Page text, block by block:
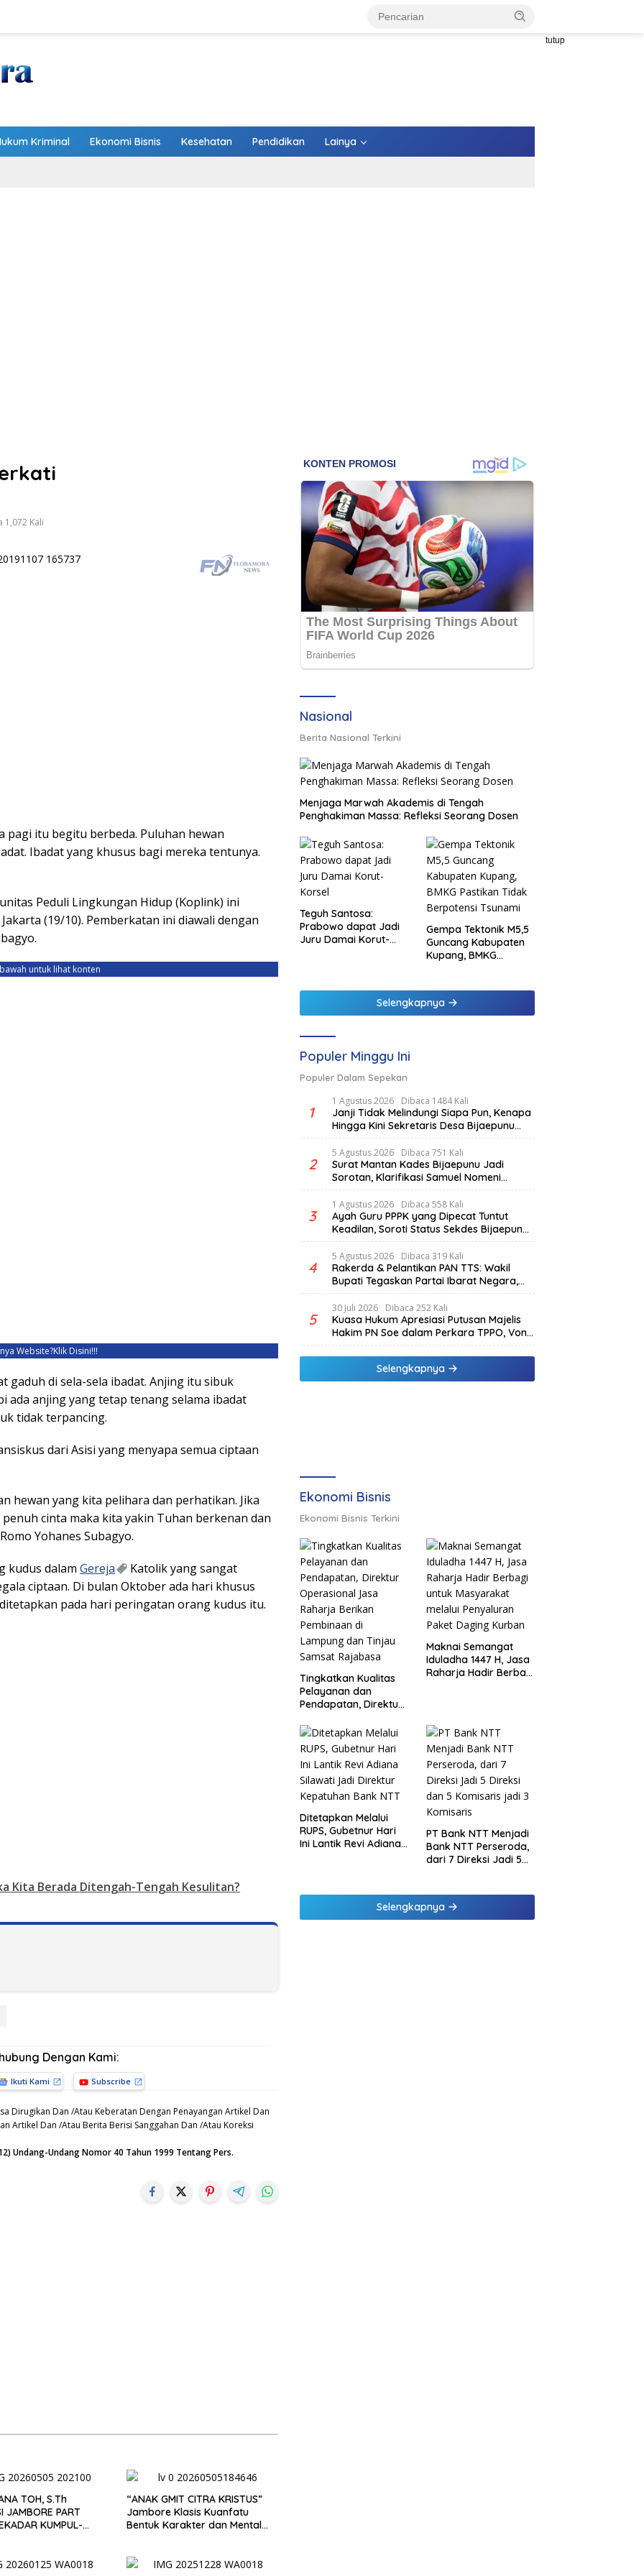
tutup
Kriminal Ekonomi Bisnis Kesehatan Pendidikan Lainya
1,072 Kali
pagi itu begitu berbeda. Puluhan hewan
Ibadat yang khusus bagi mereka tentunya.
Peduli Lingkungan Hidup (Koplink) ini
(19/10). Pemberkatan ini diawali dengan
untuk lihat konten
Website?Klik Disini!!!
gaduh di sela-sela ibadat. Anjing itu sibuk
ada anjing yang tetap tenang selama ibadat
tidak terpancing.
dari Asisi yang menyapa semua ciptaan
hewan yang kita pelihara dan perhatikan. Jika
cinta maka kita yakin Tuhan berkenan dan
Yohanes Subagyo.
kudus dalam Gereja
Katolik yang sangat
ciptaan. Di bulan Oktober ada hari khusus
pada hari peringatan orang kudus itu.
Kita Berada Ditengah-Tengah Kesulitan?
Dengan Kami:
Ikuti Kami Subscribe
Dirugikan Dan /Atau Keberatan Dengan Penayangan Artikel Dan
Artikel Dan /Atau Berita Berisi Sanggahan Dan /Atau Koreksi
Undang-Undang Nomor 40 Tahun 1999 Tentang Pers.
TOH, S.Th
JAMBORE PART
KUMPUL-
“ANAK GMIT CITRA KRISTUS”
Jambore Klasis Kuanfatu
Bentuk Karakter dan Mental
Nasional
Berita Nasional Terkini
Menjaga Marwah Akademis di Tengah
Penghakiman Massa: Refleksi Seorang Dosen
Teguh Santosa:
Prabowo dapat Jadi
Juru Damai Korut-
Gempa Tektonik M5,5
Guncang Kabupaten
Kupang, BMKG
Selengkapnya
Populer Minggu Ini
Populer Dalam Sepekan
1
1 Agustus 2026 Dibaca 1484 Kali
Janji Tidak Melindungi Siapa Pun, Kenapa
Hingga Kini Sekretaris Desa Bijaepunu
Masih Aktif. Berikut penjelasan Ketua
Komisi I DPRD TTS.
2
5 Agustus 2026 Dibaca 751 Kali
Surat Mantan Kades Bijaepunu Jadi
Sorotan, Klarifikasi Samuel Nomeni
Berbeda dengan Isi Dokumen yang
Beredar
3
1 Agustus 2026 Dibaca 558 Kali
Ayah Guru PPPK yang Dipecat Tuntut
Keadilan, Soroti Status Sekdes Bijaepunu
yang Masih Aktif Bekerja
4
5 Agustus 2026 Dibaca 319 Kali
Rakerda & Pelantikan PAN TTS: Wakil
Bupati Tegaskan Partai Ibarat Negara,
SPK Buka Kabar Sawah 3.000 Hektar &
Larangan Politik Uang
5
30 Juli 2026 Dibaca 252 Kali
Kuasa Hukum Apresiasi Putusan Majelis
Hakim PN Soe dalam Perkara TPPO, Vonis
Klien Lebih Ringan dari Tuntutan JPU
Selengkapnya
Ekonomi Bisnis
Ekonomi Bisnis Terkini
Tingkatkan Kualitas
Pelayanan dan
Pendapatan, Direktur
Raharja Berikan
Pembinaan di
Lampung dan Tinjau
Samsat Rajabasa
Maknai Semangat
Iduladha 1447 H, Jasa
Raharja Hadir Berbagi
Ditetapkan Melalui
RUPS, Gubetnur Hari
Ini Lantik Revi Adiana
PT Bank NTT Menjadi
Bank NTT Perseroda,
dari 7 Direksi Jadi 5
Komisaris
Selengkapnya